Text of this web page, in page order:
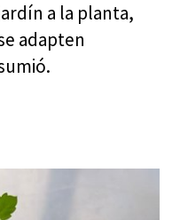
a la planta,
adapten